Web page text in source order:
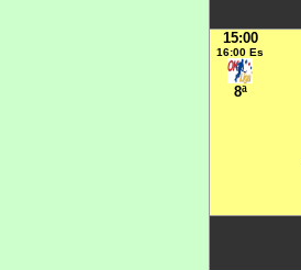
15:00
16:00 Es
8ª